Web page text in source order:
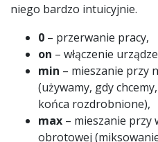
niego bardzo intuicyjnie.
0 – przerwanie pracy,
on – włączenie
min – mieszanie przy
(używamy, gdy
końca rozdrobnione),
max – mieszanie przy
obrotowej